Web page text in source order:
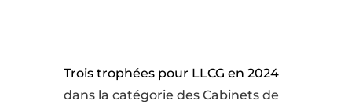
Trois trophées pour LLCG en 2024
dans la catégorie des Cabinets de